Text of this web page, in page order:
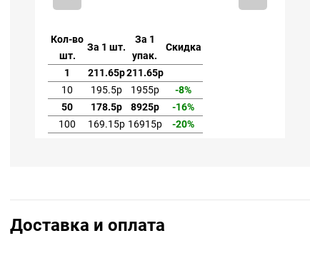
Кол-во
шт.
За 1 шт.
За 1
упак.
Скидка
1 211.65р211.65р
10
195.5р 1955р
-8%
50
178.5р 8925р
-16%
100
169.15р 16915р -20%
Доставка и оплата